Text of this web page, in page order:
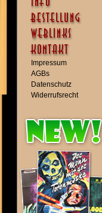
Impressum
AGBs
Datenschutz
Widerrufsrecht